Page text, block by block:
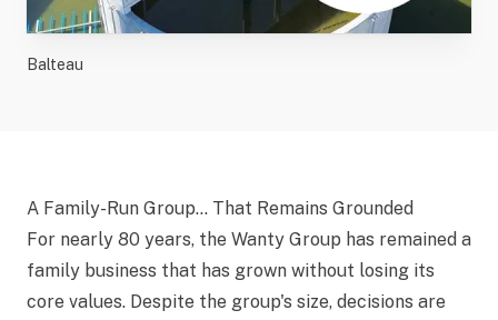
Balteau
A Family-Run Group… That Remains Grounded
For nearly 80 years, the Wanty Group has remained a
family business that has grown without losing its
core values. Despite the group's size, decisions are